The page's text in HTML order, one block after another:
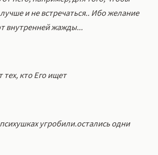
и не встречаться.. Ибо желание
внутренней жажды...
тех, кто Его ищет
угробили.остались одни